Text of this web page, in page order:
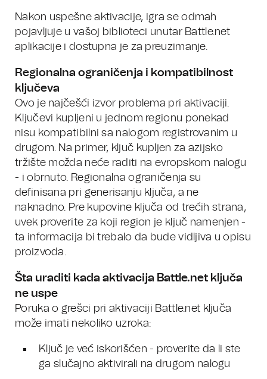
Nakon uspešne aktivacije, igra se odmah
pojavljuje u vašoj biblioteci unutar Battle.net
aplikacije i dostupna je za preuzimanje.
Regionalna ograničenja i kompatibilnost
ključeva
Ovo je najčešći izvor problema pri aktivaciji.
Ključevi kupljeni u jednom regionu ponekad
nisu kompatibilni sa nalogom registrovanim u
drugom. Na primer, ključ kupljen za azijsko
tržište možda neće raditi na evropskom nalogu
- i obrnuto. Regionalna ograničenja su
definisana pri generisanju ključa, a ne
naknadno. Pre kupovine ključa od trećih strana,
uvek proverite za koji region je ključ namenjen -
ta informacija bi trebalo da bude vidljiva u opisu
proizvoda.
Šta uraditi kada aktivacija Battle.net ključa
ne uspe
Poruka o grešci pri aktivaciji Battle.net ključa
može imati nekoliko uzroka:
Ključ je već iskorišćen - proverite da li ste
ga slučajno aktivirali na drugom nalogu